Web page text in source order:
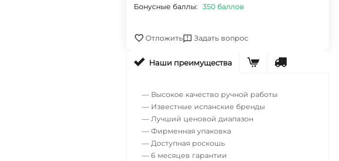
Бонусные баллы: 350 баллов
Отложить Задать вопрос
Наши преимущества
— Высокое качество ручной работы
— Известные испанские бренды
— Лучший ценовой диапазон
— Фирменная упаковка
— Доступная роскошь
— 6 месяцев гарантии